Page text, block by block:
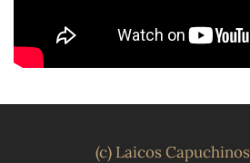
(c) Laicos